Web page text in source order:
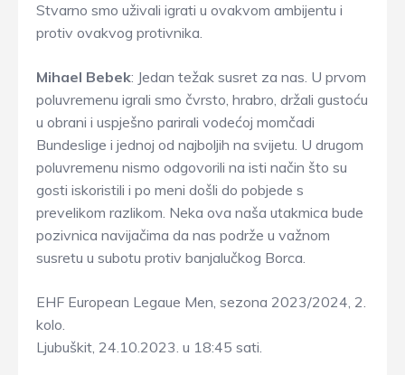
Stvarno smo uživali igrati u ovakvom ambijentu i
protiv ovakvog protivnika.
Mihael Bebek: Jedan težak susret za nas. U prvom
poluvremenu igrali smo čvrsto, hrabro, držali gustoću
u obrani i uspješno parirali vodećoj momčadi
Bundeslige i jednoj od najboljih na svijetu. U drugom
poluvremenu nismo odgovorili na isti način što su
gosti iskoristili i po meni došli do pobjede s
prevelikom razlikom. Neka ova naša utakmica bude
pozivnica navijačima da nas podrže u važnom
susretu u subotu protiv banjalučkog Borca.
EHF European Legaue Men, sezona 2023/2024, 2.
kolo.
Ljubuškit, 24.10.2023. u 18:45 sati.